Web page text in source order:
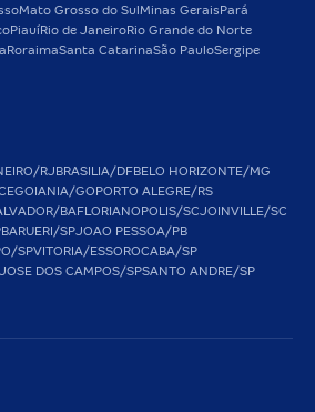
Mato Grosso do Sul Minas Gerais Pará
PiauíRio de JaneiroRio Grande do Norte
RoraimaSanta CatarinaSão PauloSergipe
RJBRASILIA/DFBELO HORIZONTE/MG
GOIANIA/GOPORTO ALEGRE/RS
BAFLORIANOPOLIS/SCJOINVILLE/SC
BARUERI/SPJOAO PESSOA/PB
SPVITORIA/ESSOROCABA/SP
DOS CAMPOS/SPSANTO ANDRE/SP